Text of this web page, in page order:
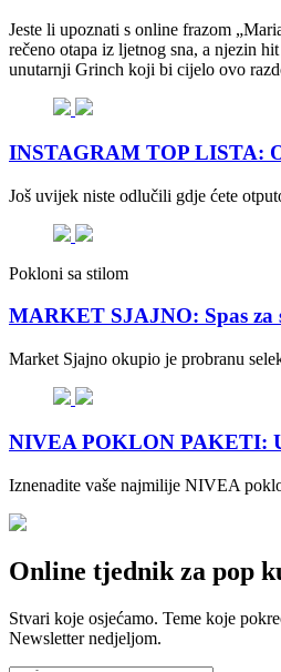
Jeste li upoznati s online frazom
rečeno otapa iz ljetnog sna, a njezin
unutarnji Grinch koji bi cijelo ovo
INSTAGRAM TOP LISTA:
Još uvijek niste odlučili gdje ćete
Pokloni sa stilom
MARKET SJAJNO: Spas
Market Sjajno okupio je probranu
NIVEA POKLON PAKETI:
Iznenadite vaše najmilije NIVEA
Online tjednik za pop
Stvari koje osjećamo. Teme koje
Newsletter nedjeljom.